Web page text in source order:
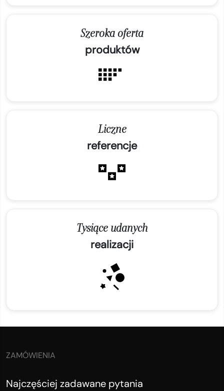
Szeroka oferta
produktów
Liczne
referencje
Tysiące udanych
realizacji
ZAMÓWIENIA
Najczęściej zadawane pytania